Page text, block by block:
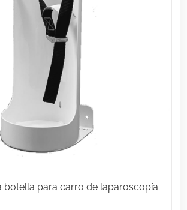
botella para carro de laparoscopía